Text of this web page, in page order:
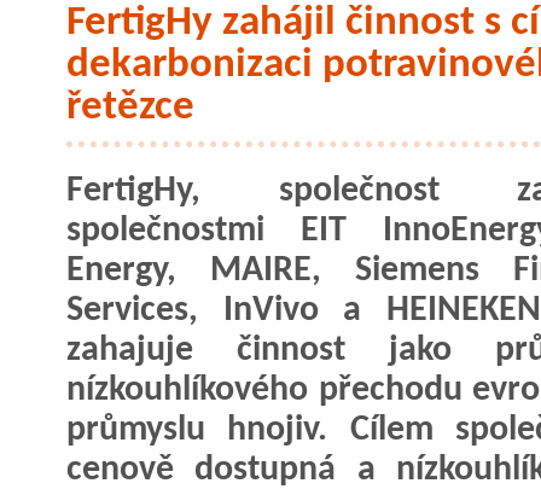
FertigHy zahájil činnost s
dekarbonizaci
řetězce
FertigHy, společnost
společnostmi EIT
Energy, MAIRE, Siemens
Services, InVivo a
zahajuje činnost jako
nízkouhlíkového přechodu
průmyslu hnojiv. Cílem
cenově dostupná a